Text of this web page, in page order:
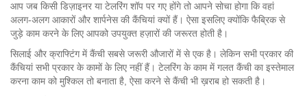
आप जब किसी डिज़ाइनर या टेलरिंग शॉप पर गए होंगे तो आपने सोचा होगा कि वहां
अलग-अलग आकारों और शार्पनेस की कैंचियां क्यों हैं। ऐसा इसलिए क्योंकि फैब्रिक से
जुड़े काम करने के लिए आपको उपयुक्त हज़ारों की जरूरत होती है।
सिलाई और क्राफ्टिंग में कैंची सबसे जरूरी औजारों में से एक है। लेकिन सभी प्रकार की
कैंचियां सभी प्रकार के कामों के लिए नहीं हैं। टेलरिंग के काम में गलत कैंची का इस्तेमाल
करना काम को मुश्किल तो बनाता है, ऐसा करने से कैंची भी ख़राब हो सकती है।